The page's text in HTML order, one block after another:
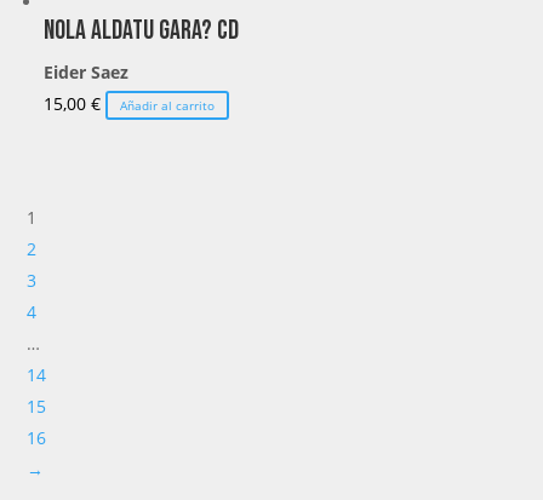
Nola Aldatu Gara? CD
Eider Saez
15,00€ Añadir al carrito
1
2
3
4
…
14
15
16
→